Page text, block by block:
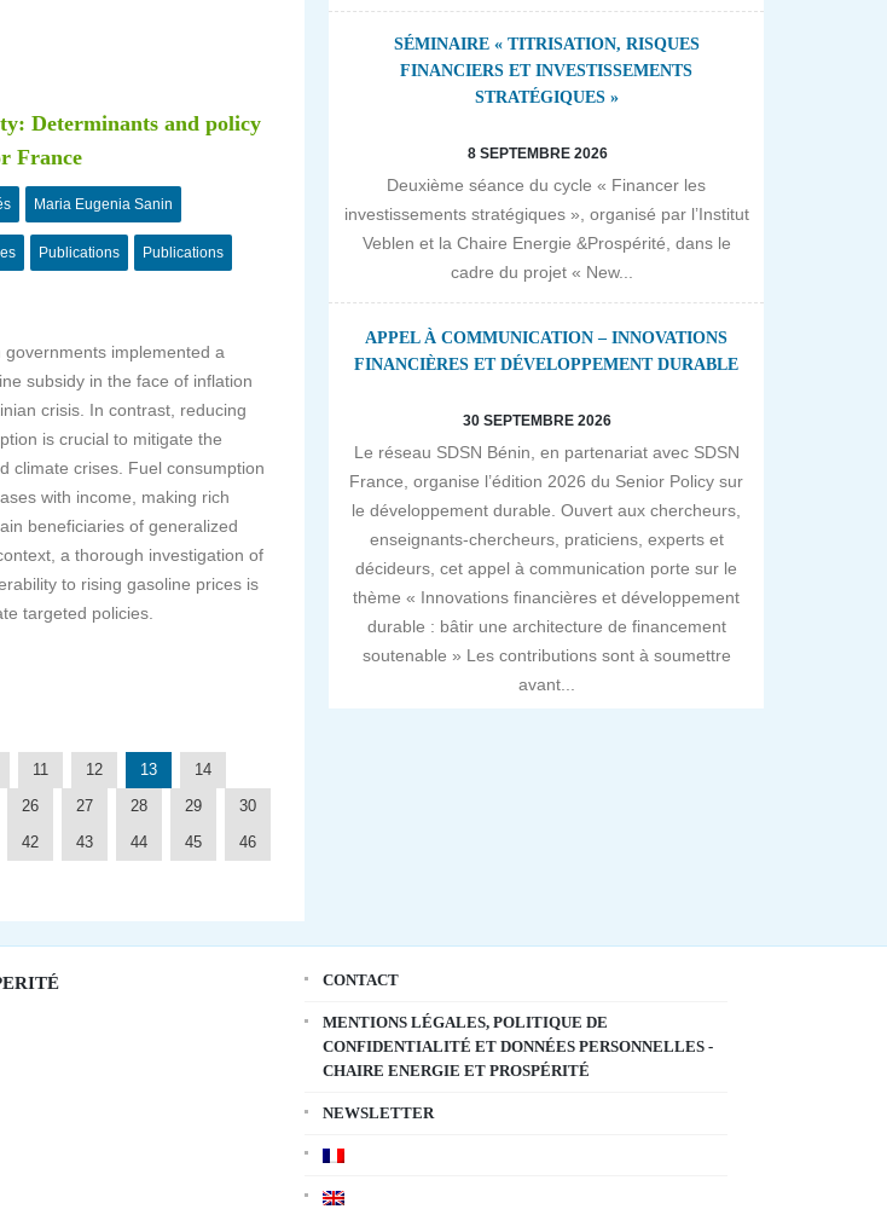
Determinants and policy
France
Maria Eugenia Sanin
Publications Publications
governments implemented a
subsidy in the face of inflation
crisis. In contrast, reducing
is crucial to mitigate the
climate crises. Fuel consumption
with income, making rich
beneficiaries of generalized
a thorough investigation of
to rising gasoline prices is
targeted policies.
11 12 13
14
26 27 28 29
30
42 43 44 45
46
SÉMINAIRE « TITRISATION, RISQUES
FINANCIERS ET INVESTISSEMENTS
STRATÉGIQUES »
8 SEPTEMBRE 2026
Deuxième séance du cycle « Financer les
investissements stratégiques », organisé par l’Institut
Veblen et la Chaire Energie &Prospérité, dans le
cadre du projet « New...
APPEL À COMMUNICATION – INNOVATIONS
FINANCIÈRES ET DÉVELOPPEMENT DURABLE
30 SEPTEMBRE 2026
Le réseau SDSN Bénin, en partenariat avec SDSN
France, organise l’édition 2026 du Senior Policy sur
le développement durable. Ouvert aux chercheurs,
enseignants-chercheurs, praticiens, experts et
décideurs, cet appel à communication porte sur le
thème « Innovations financières et développement
durable : bâtir une architecture de financement
soutenable » Les contributions sont à soumettre
avant...
CONTACT
MENTIONS LÉGALES, POLITIQUE DE
CONFIDENTIALITÉ ET DONNÉES PERSONNELLES -
CHAIRE ENERGIE ET PROSPÉRITÉ
NEWSLETTER